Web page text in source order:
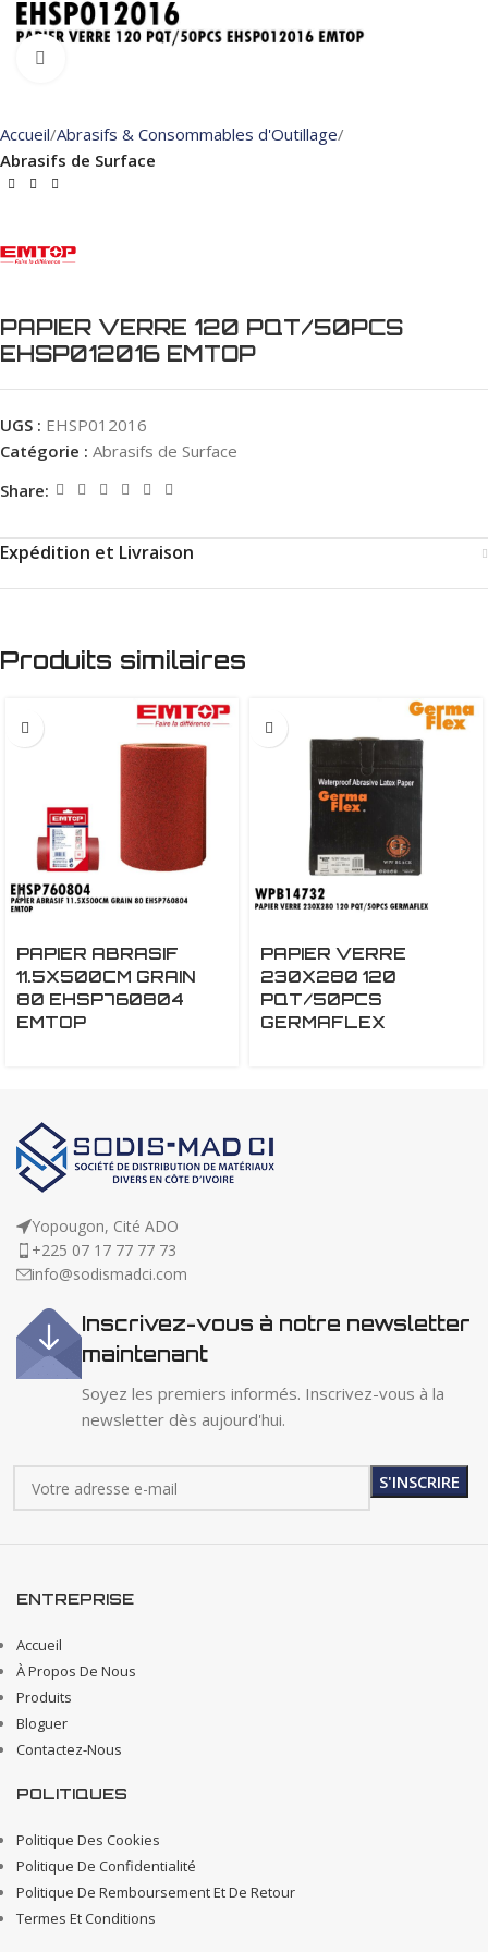
Accueil Abrasifs & Consommables d'Outillage
Abrasifs de Surface
PAPIER VERRE 120 PQT/50PCS
EHSP012016 EMTOP
UGS : EHSP012016
Catégorie : Abrasifs de Surface
Share:
Expédition et Livraison
Produits similaires
PAPIER ABRASIF
11.5X500CM GRAIN
80 EHSP760804
EMTOP
PAPIER VERRE
230X280 120
PQT/50PCS
GERMAFLEX
Yopougon, Cité ADO
+225 07 17 77 77 73
info@sodismadci.com
Inscrivez-vous à notre newsletter
maintenant
Soyez les premiers informés. Inscrivez-vous à la
newsletter dès aujourd'hui.
ENTREPRISE
Accueil
À Propos De Nous
Produits
Bloguer
Contactez-Nous
POLITIQUES
Politique Des Cookies
Politique De Confidentialité
Politique De Remboursement Et De Retour
Termes Et Conditions